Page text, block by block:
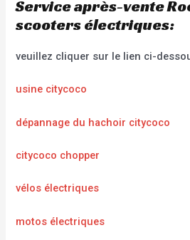
Service après-vente
scooters électriques:
veuillez cliquer sur le lien ci-
usine citycoco
dépannage du hachoir citycoco
citycoco chopper
vélos électriques
motos électriques